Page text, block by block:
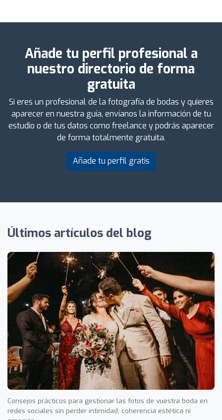
Añade tu perfil profesional a
nuestro directorio de forma
gratuita
Si eres un profesional de la fotografía de bodas y quieres
aparecer en nuestra guía, envíanos la información de tu
estudio o de tus datos como freelance y podrás aparecer
de forma totalmente gratuita.
Añade tu perfil gratis
Últimos artículos del blog
Consejos prácticos para gestionar las fotos de vuestra boda en
redes sociales sin perder intimidad, coherencia estética ni